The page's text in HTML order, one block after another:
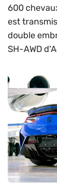
600
est
double
SH-AWD